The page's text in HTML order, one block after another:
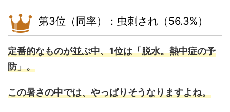
第3位（同率）：虫刺され（56.3%）
定番的なものが並ぶ中、1位は「脱水。熱中症の予
防」。
この暑さの中では、やっぱりそうなりますよね。